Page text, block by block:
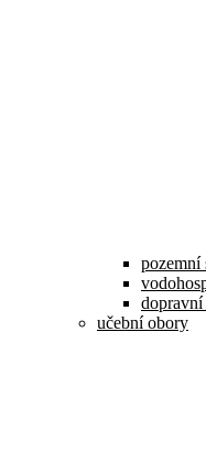
pozemní
učební obory